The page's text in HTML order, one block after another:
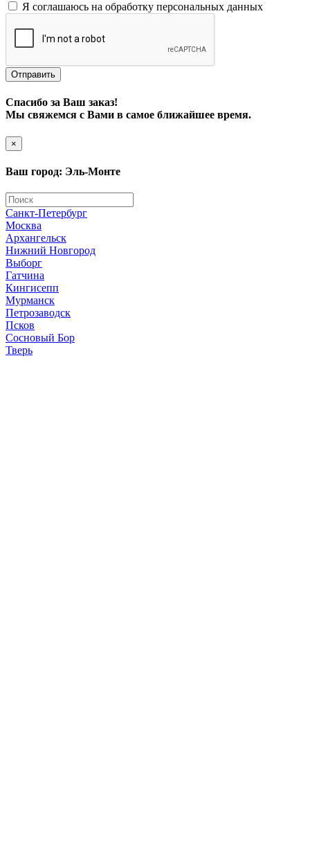
Я соглашаюсь на обработку персональных данных
Отправить
Спасибо за Ваш заказ!
Мы свяжемся с Вами в самое ближайшее время.
×
Ваш город: Эль-Монте
Санкт-Петербург
Москва
Архангельск
Нижний Новгород
Выборг
Гатчина
Кингисепп
Мурманск
Петрозаводск
Псков
Сосновый Бор
Тверь